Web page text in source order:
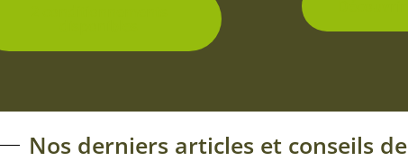
Nos derniers articles et conseils